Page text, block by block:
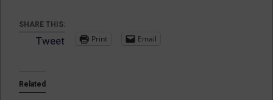
SHARE THIS:
Tweet Print Email
Related